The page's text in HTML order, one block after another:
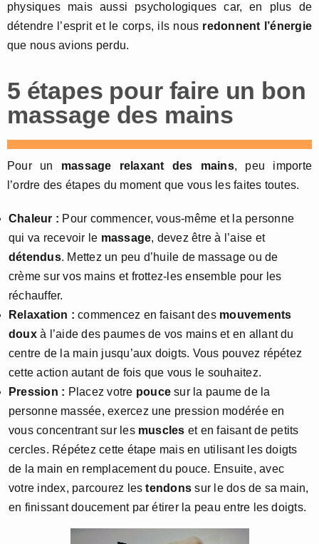
physiques mais aussi psychologiques car, en plus de
détendre l’esprit et le corps, ils nous redonnent l’énergie
que nous avions perdu.
5 étapes pour faire un bon
massage des mains
Pour un massage relaxant des mains, peu importe
l’ordre des étapes du moment que vous les faites toutes.
Chaleur : Pour commencer, vous-même et la personne
qui va recevoir le massage, devez être à l’aise et
détendus. Mettez un peu d’huile de massage ou de
crème sur vos mains et frottez-les ensemble pour les
réchauffer.
Relaxation : commencez en faisant des mouvements
douxà l’aide des paumes de vos mains et en allant du
centre de la main jusqu’aux doigts. Vous pouvez répétez
cette action autant de fois que vous le souhaitez.
Pression : Placez votre poucesur la paume de la
personne massée, exercez une pression modérée en
vous concentrant sur les muscles et en faisant de petits
cercles. Répétez cette étape mais en utilisant les doigts
de la main en remplacement du pouce. Ensuite, avec
votre index, parcourez lestendons sur le dos de sa main,
en finissant doucement par étirer la peau entre les doigts.